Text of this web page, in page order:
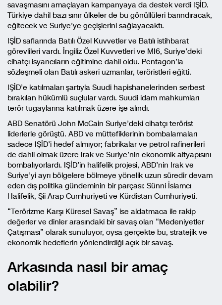
savaşmasını amaçlayan kampanyaya da destek verdi IŞİD.
Türkiye dahil bazı sınır ülkeler de bu gönüllüleri barındıracak,
eğitecek ve Suriye’ye geçişlerini sağlayacaktı.
IŞİD saflarında Batılı Özel Kuvvetler ve Batılı istihbarat
görevlileri vardı. İngiliz Özel Kuvvetleri ve MI6, Suriye’deki
cihatçı isyancıların eğitimine dahil oldu. Pentagon’la
sözleşmeli olan Batılı askeri uzmanlar, teröristleri eğitti.
IŞİD’e katılmaları şartıyla Suudi hapishanelerinden serbest
bırakılan hükümlü suçlular vardı. Suudi idam mahkumları
terör tugaylarına katılmak üzere işe alındı.
ABD Senatörü John McCain Suriye’deki cihatçı terörist
liderlerle görüştü. ABD ve müttefiklerinin bombalamaları
sadece IŞİD’i hedef almıyor; fabrikalar ve petrol rafinerileri
de dahil olmak üzere Irak ve Suriye’nin ekonomik altyapısını
bombalıyorlardı. IŞİD’in halifelik projesi, ABD’nin Irak ve
Suriye’yi ayrı bölgelere bölmeye yönelik uzun süredir devam
eden dış politika gündeminin bir parçası: Sünni İslamcı
Halifelik, Şii Arap Cumhuriyeti ve Kürdistan Cumhuriyeti.
“Terörizme Karşı Küresel Savaş” ise aldatmaca ile rakip
değerler ve dinler arasındaki bir savaş olan “Medeniyetler
Çatışması” olarak sunuluyor, oysa gerçekte bu, stratejik ve
ekonomik hedeflerin yönlendirdiği açık bir savaş.
Arkasında nasıl bir amaç
olabilir?